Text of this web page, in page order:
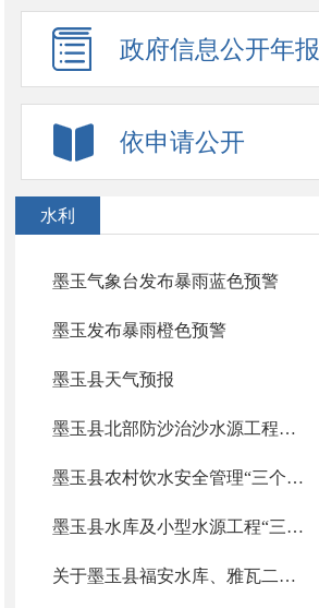
政府信息公开年报
依申请公开
水利
墨玉气象台发布暴雨蓝色预警
墨玉发布暴雨橙色预警
墨玉县天气预报
墨玉县北部防沙治沙水源工程（二期）复工建设
墨玉县农村饮水安全管理“三个责任”公示
墨玉县水库及小型水源工程“三个责任人”名单
关于墨玉县福安水库、雅瓦二库、新建水库、喀尔赛水库等4座水库水面水产养殖经营权公开出租拍卖项目交易公告